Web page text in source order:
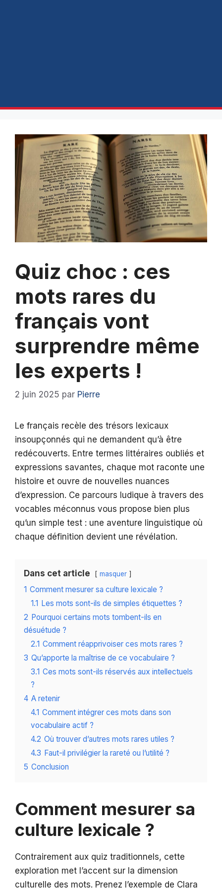
Quiz choc : ces
mots rares du
français vont
surprendre même
les experts !
2 juin 2025 par Pierre
Le français recèle des trésors lexicaux
insoupçonnés qui ne demandent qu’à être
redécouverts. Entre termes littéraires oubliés et
expressions savantes, chaque mot raconte une
histoire et ouvre de nouvelles nuances
d’expression. Ce parcours ludique à travers des
vocables méconnus vous propose bien plus
qu’un simple test : une aventure linguistique où
chaque définition devient une révélation.
Dans cet article masquer
1 Comment mesurer sa culture lexicale ?
1.1 Les mots sont-ils de simples étiquettes ?
2 Pourquoi certains mots tombent-ils en
désuétude ?
2.1 Comment réapprivoiser ces mots rares ?
3 Qu’apporte la maîtrise de ce vocabulaire ?
3.1 Ces mots sont-ils réservés aux intellectuels
?
4 A retenir
4.1 Comment intégrer ces mots dans son
vocabulaire actif ?
4.2 Où trouver d’autres mots rares utiles ?
4.3 Faut-il privilégier la rareté ou l’utilité ?
5 Conclusion
Comment mesurer sa
culture lexicale ?
Contrairement aux quiz traditionnels, cette
exploration met l’accent sur la dimension
culturelle des mots. Prenez l’exemple de Clara